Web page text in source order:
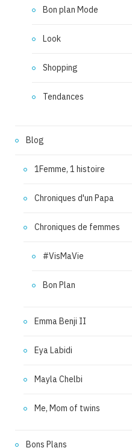
Bon plan Mode
Look
Shopping
Tendances
Blog
1Femme, 1 histoire
Chroniques d'un Papa
Chroniques de femmes
#VisMaVie
Bon Plan
Emma Benji II
Eya Labidi
Mayla Chelbi
Me, Mom of twins
Bons Plans